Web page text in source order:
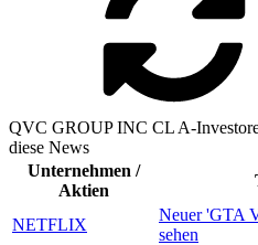
QVC GROUP INC CL A-
diese News
Unternehmen /
Aktien
NETFLIX
Neuer 'GTA
sehen